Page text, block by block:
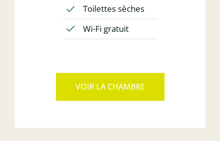
Toilettes sèches
Wi-Fi gratuit
VOIR LA CHAMBRE